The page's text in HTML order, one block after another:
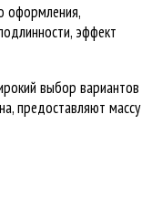
оформления,
эффект
выбор вариантов
предоставляют массу